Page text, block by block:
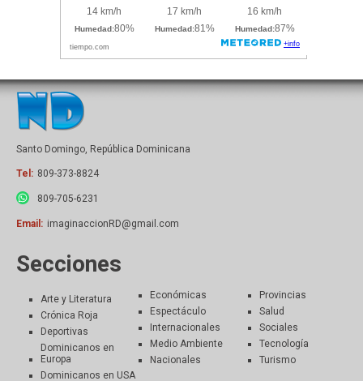
Santo Domingo, República Dominicana
Tel: 809-373-8824
809-705-6231
Email: imaginaccionRD@gmail.com
Secciones
Arte y Literatura
Crónica Roja
Deportivas
Dominicanos en
Europa
Dominicanos en USA
Económicas
Espectáculo
Internacionales
Medio Ambiente
Nacionales
Provincias
Salud
Sociales
Tecnología
Turismo